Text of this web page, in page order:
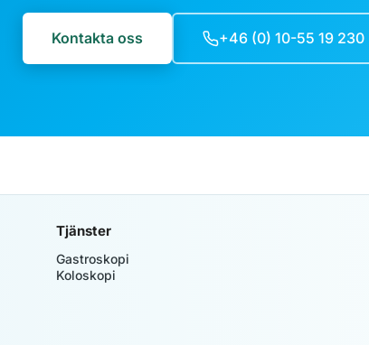
Kontakta oss +46 (0) 10-55 19 230
Tjänster
Gastroskopi
Koloskopi